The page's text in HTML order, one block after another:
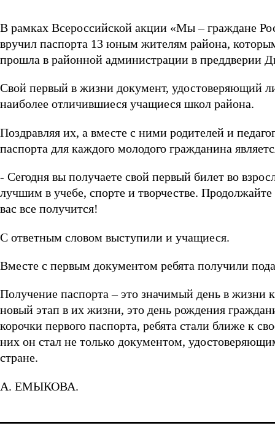
В рамках Всероссийской акции «Мы – граждане
вручил паспорта 13 юным жителям района,
прошла в районной администрации в преддверии
Свой первый в жизни документ, удостоверяющий
наиболее отличившиеся учащиеся школ района.
Поздравляя их, а вместе с ними родителей и
паспорта для каждого молодого гражданина
- Сегодня вы получаете свой первый билет во
лучшим в учебе, спорте и творчестве.
вас все получится!
С ответным словом выступили и учащиеся.
Вместе с первым документом ребята получили
Получение паспорта – это значимый день в жизни
новый этап в их жизни, это день рождения
корочки первого паспорта, ребята стали ближе к
них он стал не только документом,
стране.
А. ЕМЫКОВА.